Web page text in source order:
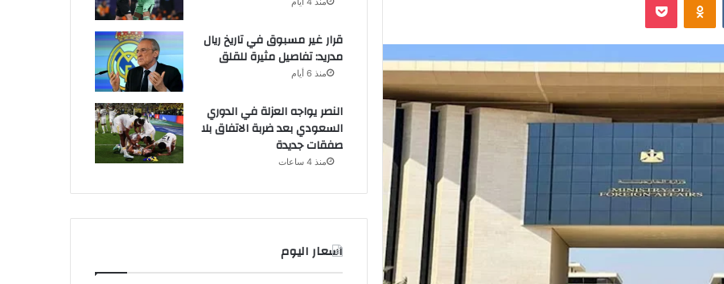
قرار غير مسبوق في تاريخ ريال
مدريد: تفاصيل مثيرة للقلق
منذ 6 أيام
النصر يواجه العزلة في الدوري
السعودي بعد ضربة الاتفاق بلا
صفقات جديدة
منذ 4 ساعات
اسعار اليوم